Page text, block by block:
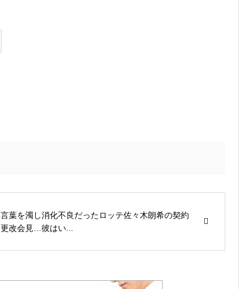
言葉を濁し消化不良だったロッテ佐々木朗希の契約
更改会見…彼はい...